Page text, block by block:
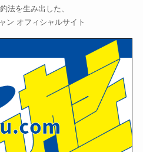
法を生み出した、
ン オフィシャルサイト